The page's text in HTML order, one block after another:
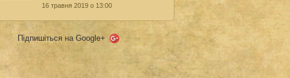
16 травня 2019 о 13:00
Підпишіться на Google+